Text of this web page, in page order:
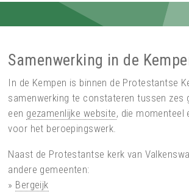
Ontmoetingskerk
Samenwerking in de
In de Kempen is binnen de Protestantse
samenwerking te constateren tussen zes
een gezamenlijke website, die momenteel
voor het beroepingswerk.
Naast de Protestantse kerk van
andere gemeenten:
» Bergeijk